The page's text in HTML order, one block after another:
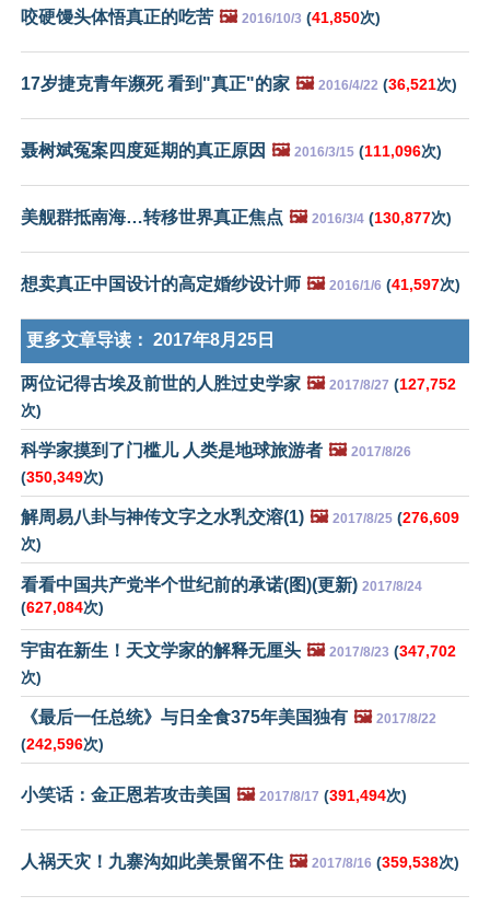
咬硬馒头体悟真正的吃苦 🖼️ 2016/10/3 (41,850次)
17岁捷克青年濒死 看到"真正"的家 🖼️ 2016/4/22 (36,521次)
聂树斌冤案四度延期的真正原因 🖼️ 2016/3/15 (111,096次)
美舰群抵南海…转移世界真正焦点 🖼️ 2016/3/4 (130,877次)
想卖真正中国设计的高定婚纱设计师 🖼️ 2016/1/6 (41,597次)
更多文章导读： 2017年8月25日
两位记得古埃及前世的人胜过史学家 🖼️ 2017/8/27 (127,752
次)
科学家摸到了门槛儿 人类是地球旅游者 🖼️ 2017/8/26
(350,349次)
解周易八卦与神传文字之水乳交溶(1) 🖼️ 2017/8/25 (276,609
次)
看看中国共产党半个世纪前的承诺(图)(更新) 2017/8/24
(627,084次)
宇宙在新生！天文学家的解释无厘头 🖼️ 2017/8/23 (347,702
次)
《最后一任总统》与日全食375年美国独有 🖼️ 2017/8/22
(242,596次)
小笑话：金正恩若攻击美国 🖼️ 2017/8/17 (391,494次)
人祸天灾！九寨沟如此美景留不住 🖼️ 2017/8/16 (359,538次)